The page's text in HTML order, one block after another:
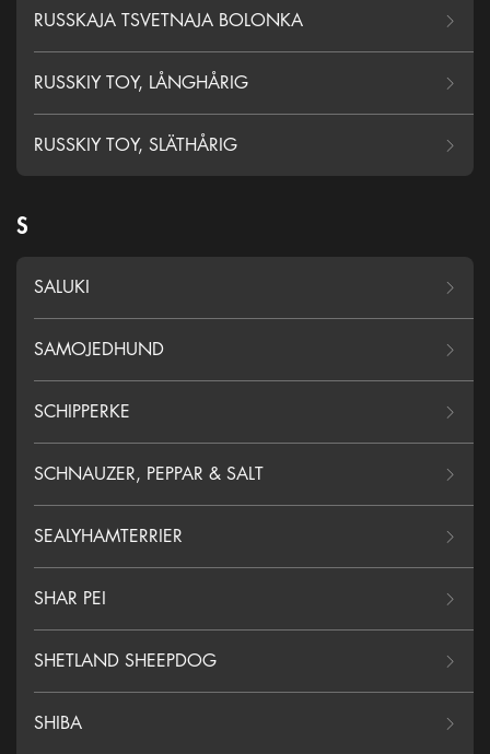
RUSSKAJA TSVETNAJA BOLONKA
RUSSKIY TOY, LÅNGHÅRIG
RUSSKIY TOY, SLÄTHÅRIG
S
SALUKI
SAMOJEDHUND
SCHIPPERKE
SCHNAUZER, PEPPAR & SALT
SEALYHAMTERRIER
SHAR PEI
SHETLAND SHEEPDOG
SHIBA